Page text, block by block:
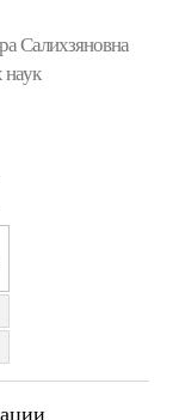
Салихзяновна